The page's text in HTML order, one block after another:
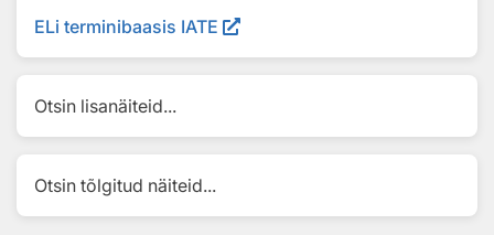
ELi terminibaasis IATE
Otsin lisanäiteid...
Otsin tõlgitud näiteid...